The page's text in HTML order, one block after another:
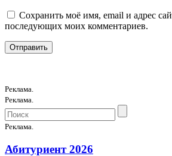
Сохранить моё имя, email и адрес
последующих моих комментариев.
Реклама.
Реклама.
Реклама.
Абитуриент 2026